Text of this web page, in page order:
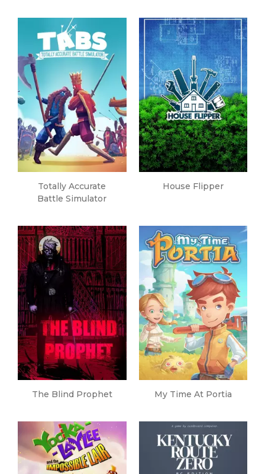
Totally Accurate
Battle Simulator
House Flipper
The Blind Prophet My Time At Portia